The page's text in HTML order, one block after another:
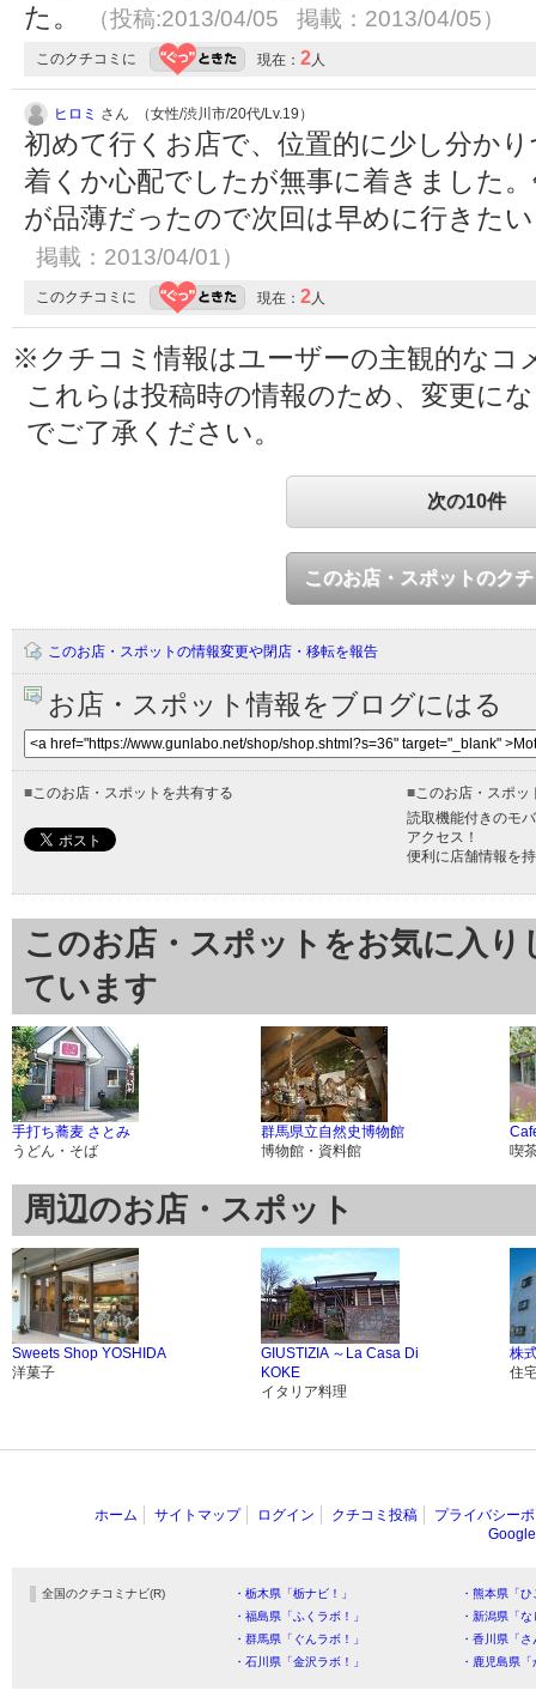
た。
（投稿:2013/04/05 掲載：2013/04/05）
このクチコミに 現在： 2人
ヒロミ さん （女性/渋川市/20代/Lv.19）
初めて行くお店で、位置的に少し分か
着くか心配でしたが無事に着きました
が品薄だったので次回は早めに行きた
掲載：2013/04/01）
このクチコミに 現在： 2人
※クチコミ情報はユーザーの主観的なコ
これらは投稿時の情報のため、変更に
でご了承ください。
次の10件
このお店・スポットのク
このお店・スポットの情報変更や閉店・移転を報告
お店・スポット情報をブログにはる
■このお店・スポットを共有する ■このお店・スポッ
読取機能付きのモ
アクセス！
便利に店舗情報を
このお店・スポットをお気に入
ています
手打ち蕎麦 さとみ
うどん・そば
群馬県立自然史博物館
博物館・資料館
喫
周辺のお店・スポット
Sweets Shop YOSHIDA
洋菓子
GIUSTIZIA ～La Casa Di
KOKE
イタリア料理
株
住
ホーム サイトマップ ログイン クチコミ投稿
プライバシー
全国のクチコミナビ(R) ・栃木県「栃ナビ！」
・熊本県「
・福島県「ふくラボ！」
・新潟県「
・群馬県「ぐんラボ！」
・香川県「
・石川県「金沢ラボ！」
・鹿児島県